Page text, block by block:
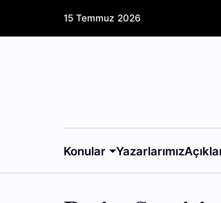
15 Temmuz 2026
Konular Yazarlarımız